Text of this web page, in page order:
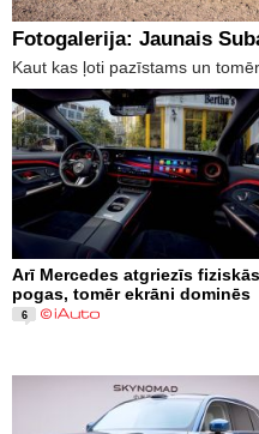
Fotogalerija: Jaunais
Kaut kas ļoti pazīstams un
Arī Mercedes atgriezīs fiziskās
pogas, tomēr ekrāni dominēs
6